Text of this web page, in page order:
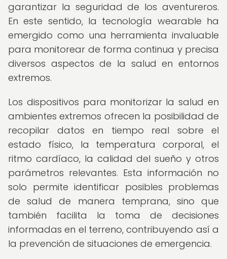
garantizar la seguridad de los aventureros.
En este sentido, la tecnología wearable ha
emergido como una herramienta invaluable
para monitorear de forma continua y precisa
diversos aspectos de la salud en entornos
extremos.
Los dispositivos para monitorizar la salud en
ambientes extremos ofrecen la posibilidad de
recopilar datos en tiempo real sobre el
estado físico, la temperatura corporal, el
ritmo cardíaco, la calidad del sueño y otros
parámetros relevantes. Esta información no
solo permite identificar posibles problemas
de salud de manera temprana, sino que
también facilita la toma de decisiones
informadas en el terreno, contribuyendo así a
la prevención de situaciones de emergencia.